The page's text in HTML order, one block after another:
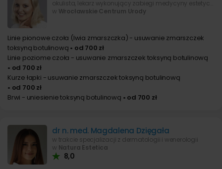
w Wrocławskie Centrum Urody
Linie pionowe czoła (lwia zmarszczka) - usuwanie zmarszczek
toksyną botulinową • od 700 zł
Linie poziome czoła - usuwanie zmarszczek toksyną botulinową
• od 700 zł
Kurze łapki - usuwanie zmarszczek toksyną botulinową
• od 700 zł
Brwi - uniesienie toksyną botulinową • od 700 zł
dr n. med. Magdalena Dzięgała
w trakcie specjalizacji z dermatologii i wenerologii
w Natura Estetica
8,0